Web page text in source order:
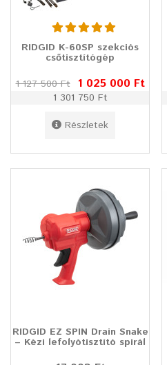
RIDGID K-60SP szekciós
csőtisztítógép
1 127 500 Ft 1 025 000 Ft
1 301 750 Ft
Részletek
RIDGID EZ SPIN Drain Snake
– Kézi lefolyótisztító spirál